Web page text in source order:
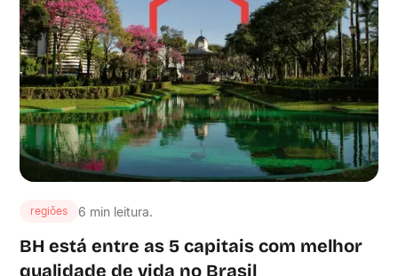
regiões 6 min leitura.
BH está entre as 5 capitais com melhor
qualidade de vida no Brasil